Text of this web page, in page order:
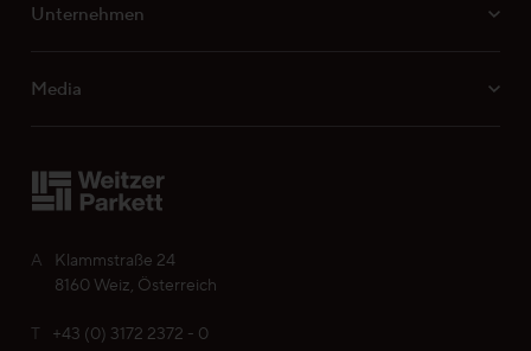
A
Klammstraße 24
8160 Weiz, Österreich
T +43 (0) 3172 2372 - 0
Unternehmen
Media